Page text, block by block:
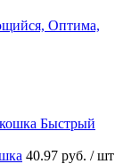
Оптима,
Быстрый
40.97 руб. / шт